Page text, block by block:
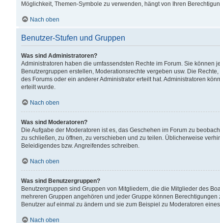
Möglichkeit, Themen-Symbole zu verwenden, hängt von Ihren
Nach oben
Benutzer-Stufen und Gruppen
Was sind Administratoren?
Administratoren haben die umfassendsten Rechte im Forum. Sie können
Benutzergruppen erstellen, Moderationsrechte vergeben usw. Die
des Forums oder ein anderer Administrator erteilt hat. Administratoren
erteilt wurde.
Nach oben
Was sind Moderatoren?
Die Aufgabe der Moderatoren ist es, das Geschehen im Forum zu
zu schließen, zu öffnen, zu verschieben und zu teilen. Üblicherweise
Beleidigendes bzw. Angreifendes schreiben.
Nach oben
Was sind Benutzergruppen?
Benutzergruppen sind Gruppen von Mitgliedern, die die Mitglieder des
mehreren Gruppen angehören und jeder Gruppe können
Benutzer auf einmal zu ändern und sie zum Beispiel zu Moderatoren
Nach oben